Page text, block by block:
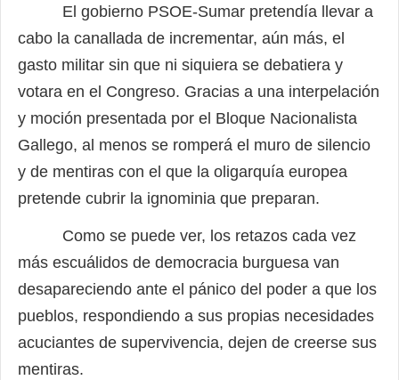
El gobierno PSOE-Sumar pretendía llevar a
cabo la canallada de incrementar, aún más, el
gasto militar sin que ni siquiera se debatiera y
votara en el Congreso. Gracias a una interpelación
y moción presentada por el Bloque Nacionalista
Gallego, al menos se romperá el muro de silencio
y de mentiras con el que la oligarquía europea
pretende cubrir la ignominia que preparan.
Como se puede ver, los retazos cada vez
más escuálidos de democracia burguesa van
desapareciendo ante el pánico del poder a que los
pueblos, respondiendo a sus propias necesidades
acuciantes de supervivencia, dejen de creerse sus
mentiras.